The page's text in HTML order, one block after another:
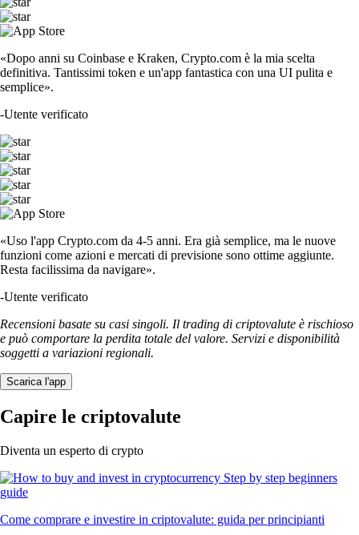
«Dopo anni su Coinbase e Kraken, Crypto.com è la mia scelta
definitiva. Tantissimi token e un'app fantastica con una UI pulita e
semplice».
-Utente verificato
«Uso l'app Crypto.com da 4-5 anni. Era già semplice, ma le nuove
funzioni come azioni e mercati di previsione sono ottime aggiunte.
Resta facilissima da navigare».
-Utente verificato
Recensioni basate su casi singoli. Il trading di criptovalute è rischioso
e può comportare la perdita totale del valore. Servizi e disponibilità
soggetti a variazioni regionali.
Scarica l'app
Capire le criptovalute
Diventa un esperto di crypto
Come comprare e investire in criptovalute: guida per principianti